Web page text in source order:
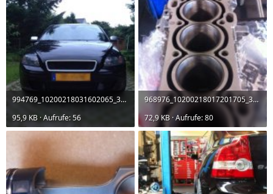
994769_10200218031602065_334538804_n.jpg
95,9 KB · Aufrufe: 56
968976_10200218017201705_34532968_n.jpg
72,9 KB · Aufrufe: 80